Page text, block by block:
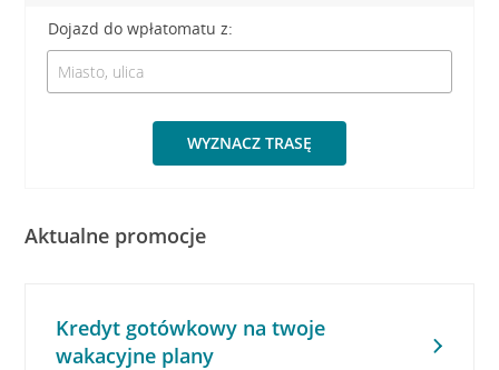
Dojazd do wpłatomatu z:
WYZNACZ TRASĘ
Aktualne promocje
Kredyt gotówkowy na twoje
wakacyjne plany